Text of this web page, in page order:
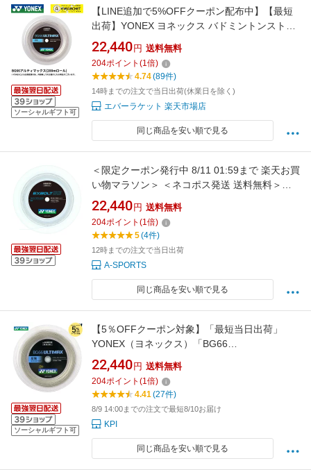
ソーシャルギフト可
【LINE追加で5%OFFクーポン配布中】【最短
出荷】YONEX ヨネックス バドミントンストリ
ング ガット BG66アルティマックス200m
BG66UM-2 カラー ロール 定番 C-9
22,440 円 送料無料
204ポイント (1倍)
4.74(89件)
14時までの注文で当日出荷(休業日を除く)
エバーラケット 楽天市場店
同じ商品を安い順で見る
＜限定クーポン発行中 8/11 01:59まで 楽天お買
い物マラソン＞ ＜ネコポス発送 送料無料＞
Yonex（ヨネックス） BGXB652 011 バドミ
ントン ガット エクスボルト65 200m ホワイ
ト 24FW
22,440 円 送料無料
204ポイント (1倍)
5(4件)
12時までの注文で当日出荷
A-SPORTS
同じ商品を安い順で見る
ソーシャルギフト可
【5％OFFクーポン対象】「最短当日出荷」
YONEX（ヨネックス）「BG66
ULTIMAX（BG66アルティマックス） 200mロ
ール BG66UM-2」 バドミントンストリング
（ガット）
22,440 円 送料無料
204ポイント (1倍)
4.41(27件)
8/9 14:00までの注文で最短8/10お届け
KPI
同じ商品を安い順で見る